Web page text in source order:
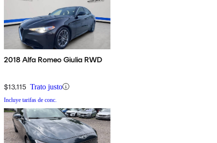
2018 Alfa Romeo Giulia RWD
$13,115 Trato justo
Incluye tarifas de conc.